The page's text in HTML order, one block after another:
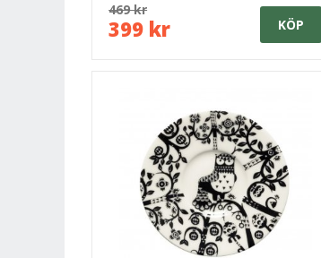
469 kr
399 kr KÖP